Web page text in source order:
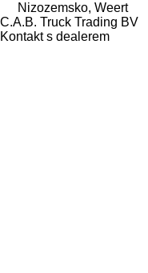
Nizozemsko, Weert
C.A.B. Truck Trading BV
Kontakt s dealerem